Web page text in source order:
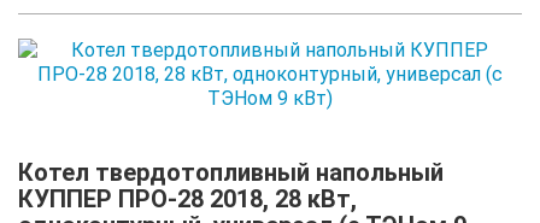
Котел твердотопливный напольный
КУППЕР ПРО-28 2018, 28 кВт,